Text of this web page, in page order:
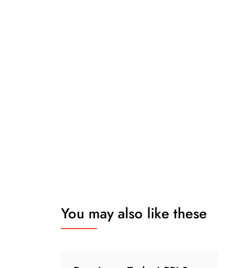
You may also like these